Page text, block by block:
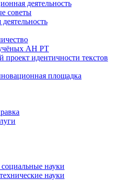
деятельность
советы
АН РТ
проект идентичности текстов
площадка
науки
науки